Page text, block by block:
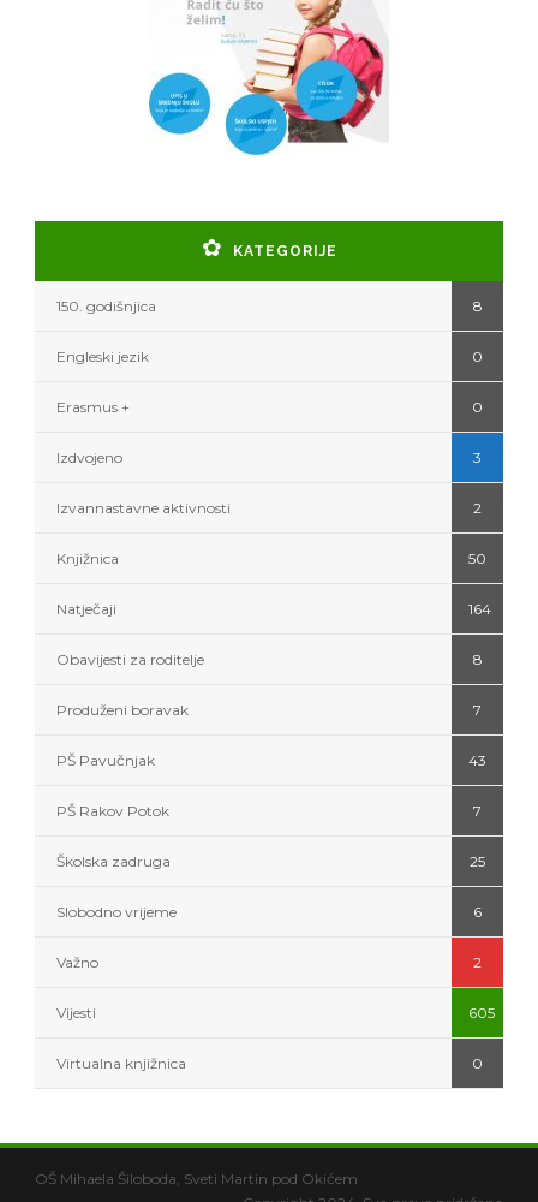
KATEGORIJE
150. godišnjica 8
Engleski jezik 0
Erasmus + 0
Izdvojeno 3
Izvannastavne aktivnosti 2
Knjižnica 50
Natječaji 164
Obavijesti za roditelje 8
Produženi boravak 7
PŠ Pavučnjak 43
PŠ Rakov Potok 7
Školska zadruga 25
Slobodno vrijeme 6
Važno 2
Vijesti 605
Virtualna knjižnica 0
OŠ Mihaela Šiloboda, Sveti Martin pod Okićem